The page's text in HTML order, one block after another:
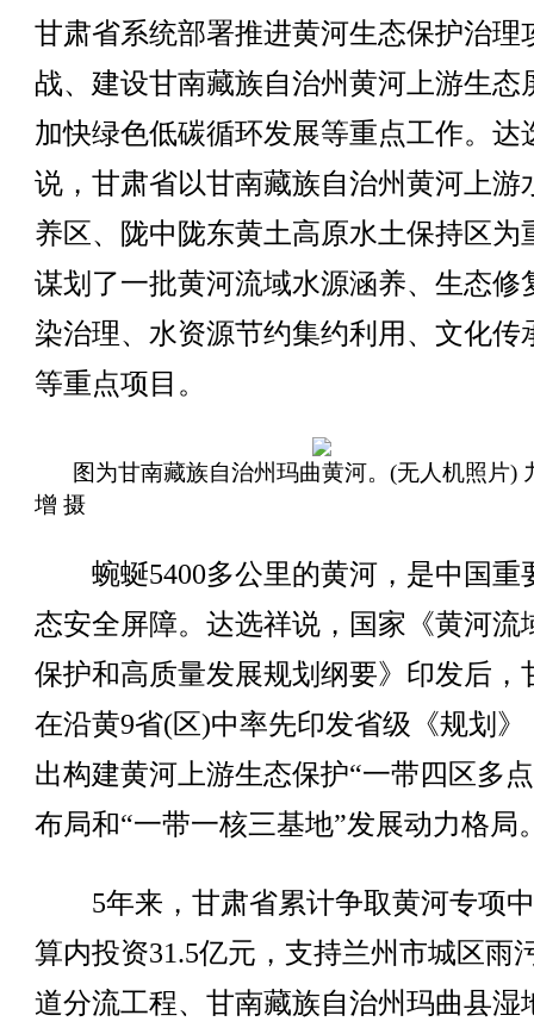
甘肃省系统部署推进黄河生态保护治理
战、建设甘南藏族自治州黄河上游生态
加快绿色低碳循环发展等重点工作。达
说，甘肃省以甘南藏族自治州黄河上游
养区、陇中陇东黄土高原水土保持区为
谋划了一批黄河流域水源涵养、生态修
染治理、水资源节约集约利用、文化传
等重点项目。
图为甘南藏族自治州玛曲黄河。(无人机照片)
增 摄
蜿蜒5400多公里的黄河，是中国重
态安全屏障。达选祥说，国家《黄河流
保护和高质量发展规划纲要》印发后，
在沿黄9省(区)中率先印发省级《规划》
出构建黄河上游生态保护“一带四区多
布局和“一带一核三基地”发展动力格局
5年来，甘肃省累计争取黄河专项
算内投资31.5亿元，支持兰州市城区雨
道分流工程、甘南藏族自治州玛曲县湿